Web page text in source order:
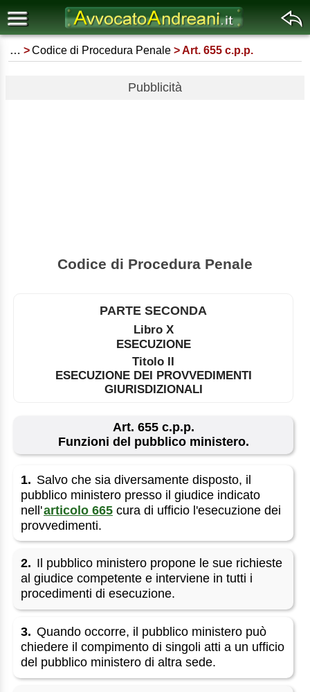
… Codice di Procedura Penale Art. 655 c.p.p.
Pubblicità
Codice di Procedura Penale
PARTE SECONDA
Libro X
ESECUZIONE
Titolo II
ESECUZIONE DEI PROVVEDIMENTI
GIURISDIZIONALI
Art. 655 c.p.p.
Funzioni del pubblico ministero.
1. Salvo che sia diversamente disposto, il
pubblico ministero presso il giudice indicato
nell'articolo 665cura di ufficio l'esecuzione dei
provvedimenti.
2. Il pubblico ministero propone le sue richieste
al giudice competente e interviene in tutti i
procedimenti di esecuzione.
3. Quando occorre, il pubblico ministero può
chiedere il compimento di singoli atti a un ufficio
del pubblico ministero di altra sede.